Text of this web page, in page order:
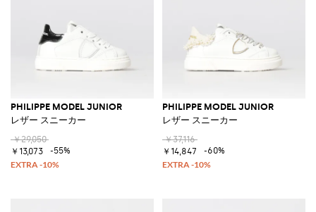
PHILIPPE MODEL JUNIOR
レザー スニーカー
￥29,050
￥13,073
-55%
PHILIPPE MODEL JUNIOR
レザー スニーカー
￥37,116
￥14,847
-60%